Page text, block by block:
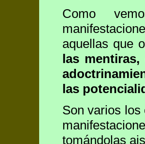
Como
aquellas que
las
las
Son varios
tomándolas